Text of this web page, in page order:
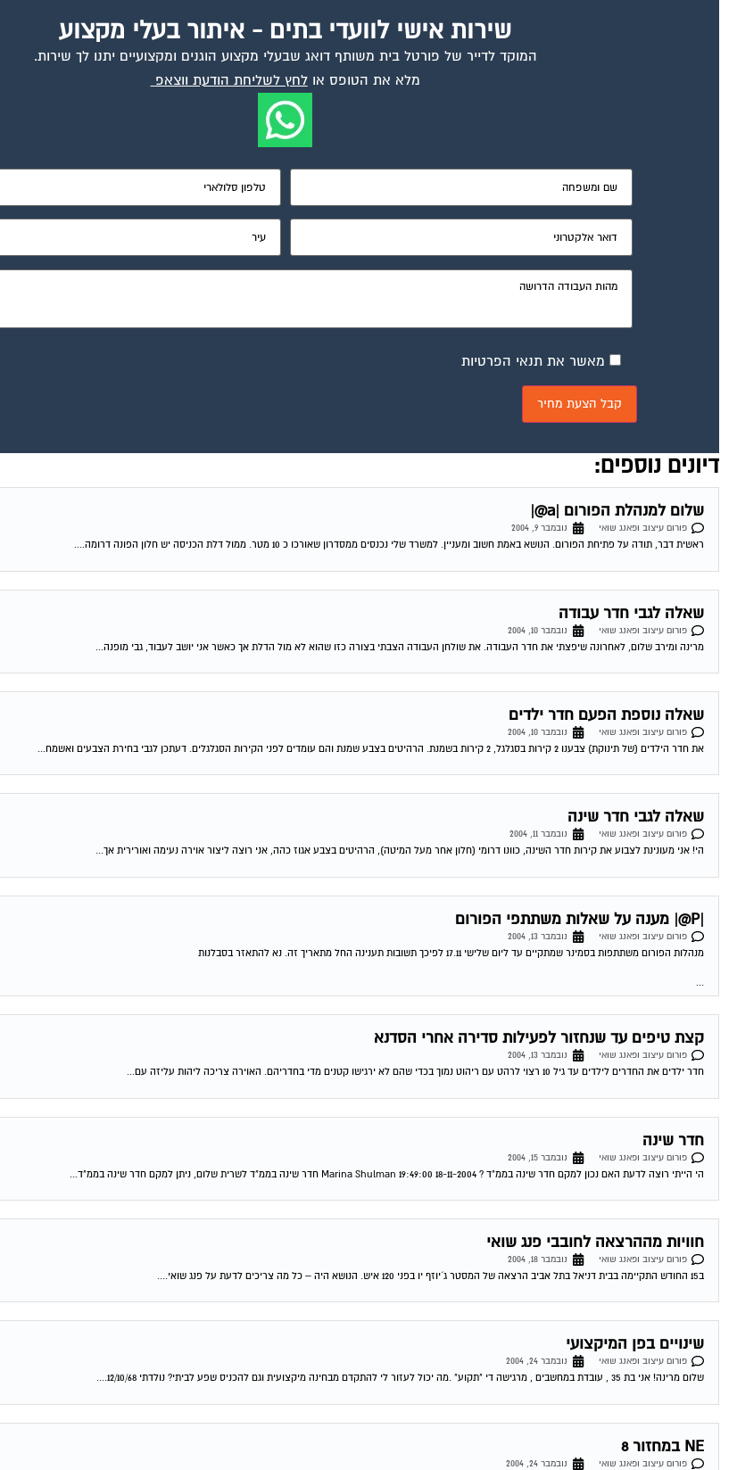
שירות אישי לוועדי בתים - איתור בעלי מקצוע
המוקד לדייר של פורטל בית משותף דואג שבעלי מקצוע הוגנים ומקצועיים יתנו לך שירות.
מלא את הטופס אולחץ לשליחת הודעת ווצאפ
מאשר את תנאי הפרטיות
דיונים נוספים:
שלום למנהלת הפורום |a@|
פורום עיצוב ופאנג שואי
נובמבר 9, 2004
ראשית דבר, תודה על פתיחת הפורום. הנושא באמת חשוב ומעניין. למשרד שלי נכנסים ממסדרון שאורכו כ 10 מטר. ממול דלת הכניסה יש חלון הפונה דרומה....
שאלה לגבי חדר עבודה
פורום עיצוב ופאנג שואי
נובמבר 10, 2004
מרינה ומירב שלום, לאחרונה שיפצתי את חדר העבודה. את שולחן העבודה הצבתי בצורה כזו שהוא לא מול הדלת אך כאשר אני יושב לעבוד, גבי מופנה...
שאלה נוספת הפעם חדר ילדים
פורום עיצוב ופאנג שואי
נובמבר 10, 2004
את חדר הילדים (של תינוקת) צבענו 2 קירות בסגלגל, 2 קירות בשמנת. הרהיטים בצבע שמנת והם עומדים לפני הקירות הסגלגלים. דעתכן לגבי בחירת הצבעים ואשמח...
שאלה לגבי חדר שינה
פורום עיצוב ופאנג שואי
נובמבר 11, 2004
הי! אני מעונינת לצבוע את קירות חדר השינה, כוונו דרומי (חלון אחר מעל המיטה), הרהיטים בצבע אגוז כהה, אני רוצה ליצור אוירה נעימה ואורירית אך...
|P@| מענה על שאלות משתתפי הפורום
פורום עיצוב ופאנג שואי
נובמבר 13, 2004
מנהלות הפורום משתתפות בסמינר שמתקיים עד ליום שלישי 17.11 לפיכך תשובות תענינה החל מתאריך זה. נא להתאזר בסבלנות
...
קצת טיפים עד שנחזור לפעילות סדירה אחרי הסדנא
פורום עיצוב ופאנג שואי
נובמבר 13, 2004
חדר ילדים את החדרים לילדים עד גיל 10 רצוי לרהט עם ריהוט נמוך בכדי שהם לא ירגישו קטנים מדי בחדריהם. האוירה צריכה ליהות עליזה עם...
חדר שינה
פורום עיצוב ופאנג שואי
נובמבר 15, 2004
הי הייתי רוצה לדעת האם נכון למקם חדר שינה בממ"ד ? 18-11-2004 19:49:00 Marina Shulman חדר שינה בממ"ד לשרית שלום, ניתן למקם חדר שינה בממ"ד...
חוויות מההרצאה לחובבי פנג שואי
פורום עיצוב ופאנג שואי
נובמבר 18, 2004
ב15 החודש התקיימה בבית דניאל בתל אביב הרצאה של המסטר ג´יוזף יו בפני 120 איש. הנושא היה – כל מה צריכים לדעת על פנג שואי....
שינויים בפן המיקצועי
פורום עיצוב ופאנג שואי
נובמבר 24, 2004
שלום מרינה! אני בת 35 , עובדת במחשבים , מרגישה די "תקוע" .מה יכול לעזור לי להתקדם מבחינה מיקצועית וגם להכניס שפע לביתי? נולדתי 12/10/68....
NE במחזור 8
פורום עיצוב ופאנג שואי
נובמבר 24, 2004